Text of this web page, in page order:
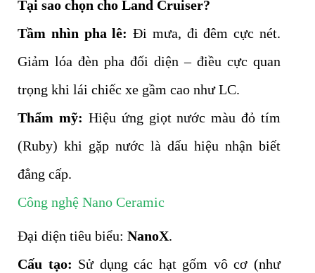
Tại sao chọn cho Land Cruiser?
Tầm nhìn pha lê: Đi mưa, đi đêm cực nét.
Giảm lóa đèn pha đối diện – điều cực quan
trọng khi lái chiếc xe gầm cao như LC.
Thẩm mỹ: Hiệu ứng giọt nước màu đỏ tím
(Ruby) khi gặp nước là dấu hiệu nhận biết
đẳng cấp.
Công nghệ Nano Ceramic
Đại diện tiêu biểu: NanoX.
Cấu tạo: Sử dụng các hạt gốm vô cơ (như